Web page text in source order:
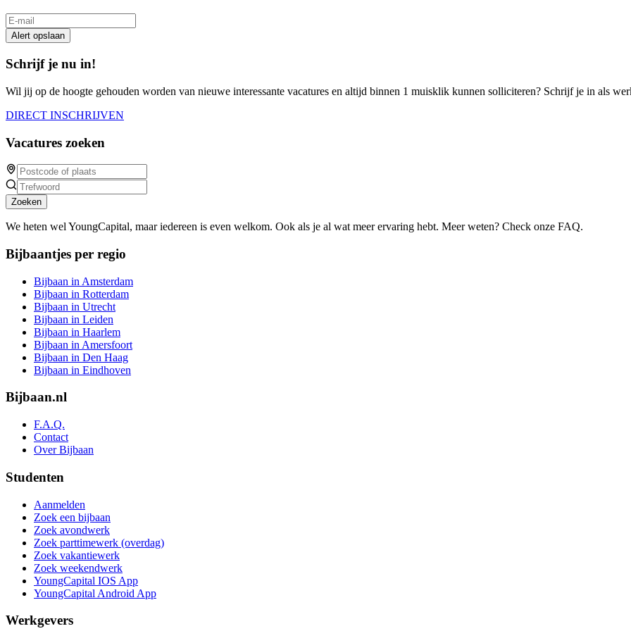
Alert opslaan
Schrijf je nu in!
Wil jij op de hoogte gehouden worden van nieuwe interessante vacatures en altijd binnen 1 muisklik kunnen solliciteren? Schrijf je in als
DIRECT INSCHRIJVEN
Vacatures zoeken
Zoeken
We heten wel YoungCapital, maar iedereen is even welkom. Ook als je al wat meer ervaring hebt. Meer weten? Check onze FAQ.
Bijbaantjes per regio
Bijbaan in Amsterdam
Bijbaan in Rotterdam
Bijbaan in Utrecht
Bijbaan in Leiden
Bijbaan in Haarlem
Bijbaan in Amersfoort
Bijbaan in Den Haag
Bijbaan in Eindhoven
Bijbaan.nl
F.A.Q.
Contact
Over Bijbaan
Studenten
Aanmelden
Zoek een bijbaan
Zoek avondwerk
Zoek parttimewerk (overdag)
Zoek vakantiewerk
Zoek weekendwerk
YoungCapital IOS App
YoungCapital Android App
Werkgevers